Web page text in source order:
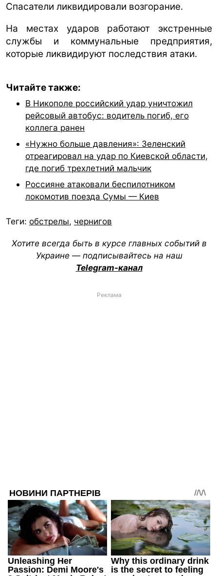
Спасатели ликвидировали возгорание.
На местах ударов работают экстренные
службы и коммунальные предприятия,
которые ликвидируют последствия атаки.
Читайте также:
В Никополе российский удар уничтожил
рейсовый автобус: водитель погиб, его
коллега ранен
«Нужно больше давления»: Зеленский
отреагировал на удар по Киевской области,
где погиб трехлетний мальчик
Россияне атаковали беспилотником
локомотив поезда Сумы — Киев
Теги: обстрелы, чернигов
Хотите всегда быть в курсе главных событий в
Украине — подписывайтесь на наш
Telegram-канал
Реклама